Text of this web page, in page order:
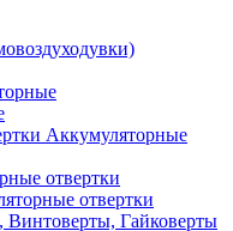
Аккумуляторные
отвертки
отвертки